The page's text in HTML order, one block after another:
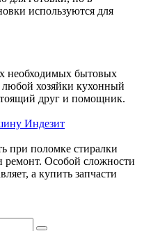
используются для
необходимых бытовых
хозяйки кухонный
друг и помощник.
Индезит
при поломке стиралки
Особой сложности
а купить запчасти